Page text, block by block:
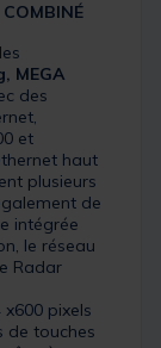
COMBINÉ
les
MEGA
des
et
haut
plusieurs
de
intégrée
le réseau
Radar
pixels
de touches